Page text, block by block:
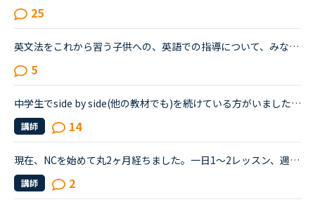
25
英文法をこれから習う子供への、英語での指導について、みなさん、どう思われますか？私は、説明そのものを英語で行うのは、少なくとも中学校の文法の範囲が一通り終わらないと、なかなか厳しいのではないかと思...
5
中学生でside by side(他の教材でも)を続けている方がいましたら、継続して何か変化があったかお聞きしたいです。子供が中学生で英語のレベルも学年通りの1年生程で(発音は以前から発音記号やYouTubeの発音関連の...
講師 14
現在、NCを始めて丸2ヶ月経ちました。一日1〜2レッスン、週に4日くらいしか出来ないのですが、文法中級、実践発音中級をやっています。私は文法テキストのエクササイズで、習った文法を使って自分で例文を作る部...
講師 2